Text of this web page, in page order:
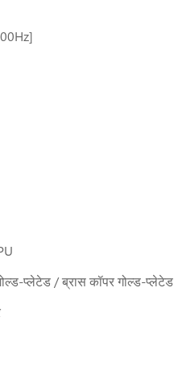
प्लेटेड / ब्रास कॉपर गोल्ड-प्लेटेड